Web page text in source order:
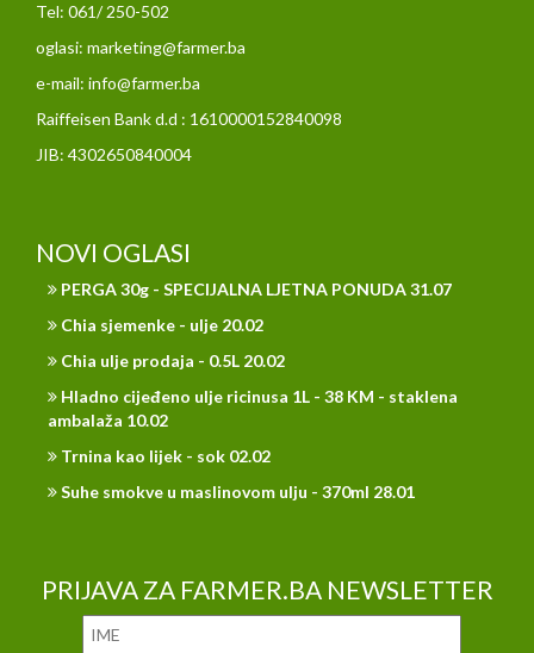
Tel: 061/ 250-502
oglasi: marketing@farmer.ba
e-mail: info@farmer.ba
Raiffeisen Bank d.d : 1610000152840098
JIB: 4302650840004
NOVI OGLASI
PERGA 30g - SPECIJALNA LJETNA PONUDA 31.07
Chia sjemenke - ulje 20.02
Chia ulje prodaja - 0.5L 20.02
Hladno cijeđeno ulje ricinusa 1L - 38 KM - staklena
ambalaža 10.02
Trnina kao lijek - sok 02.02
Suhe smokve u maslinovom ulju - 370ml 28.01
PRIJAVA ZA FARMER.BA NEWSLETTER